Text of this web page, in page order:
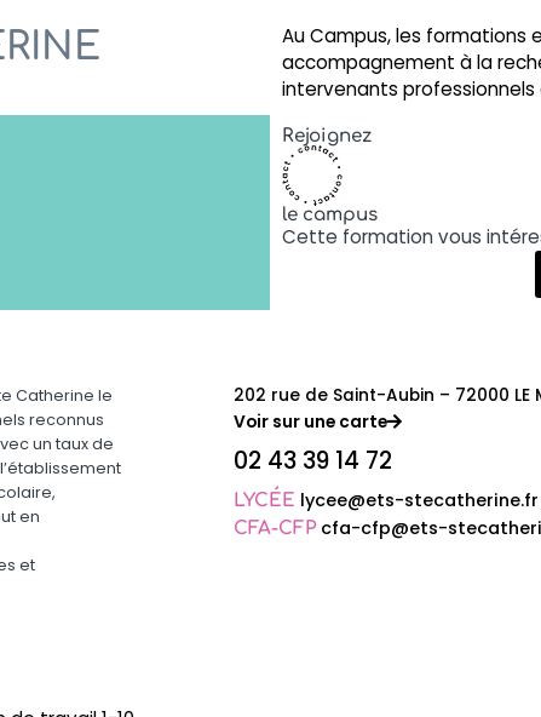
Au Campus, les formations
accompagnement à la
intervenants
Rejoignez
le campus
Cette formation vous
Catherine le
reconnus
un taux de
en
et
202 rue de Saint-Aubin – 72000 LE
Voir sur une carte
02 43 39 14 72
LYCÉE lycee@ets-stecatherine.fr
CFA-CFP cfa-cfp@ets-